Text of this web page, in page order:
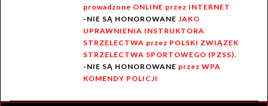
prowadzone ONLINE przez INTERNET
-NIE SĄ HONOROWANE JAKO
UPRAWNIENIA INSTRUKTORA
STRZELECTWA przez POLSKI ZWIĄZEK
STRZELECTWA SPORTOWEGO (PZSS).
-NIE SĄ HONOROWANE przez WPA
KOMENDY POLICJI